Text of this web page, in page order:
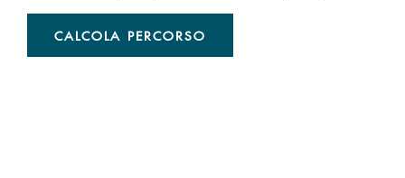
CALCOLA PERCORSO